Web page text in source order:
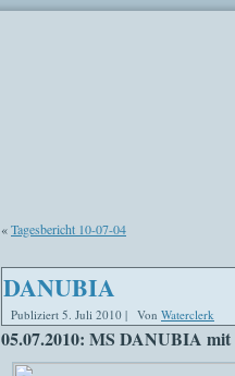
«Tagesbericht 10-07-04
DANUBIA
Publiziert 5. Juli 2010 | Von Waterclerk
05.07.2010: MS DANUBIA